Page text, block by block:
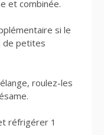
et combinée.
si le
de petites
roulez-les
réfrigérer 1